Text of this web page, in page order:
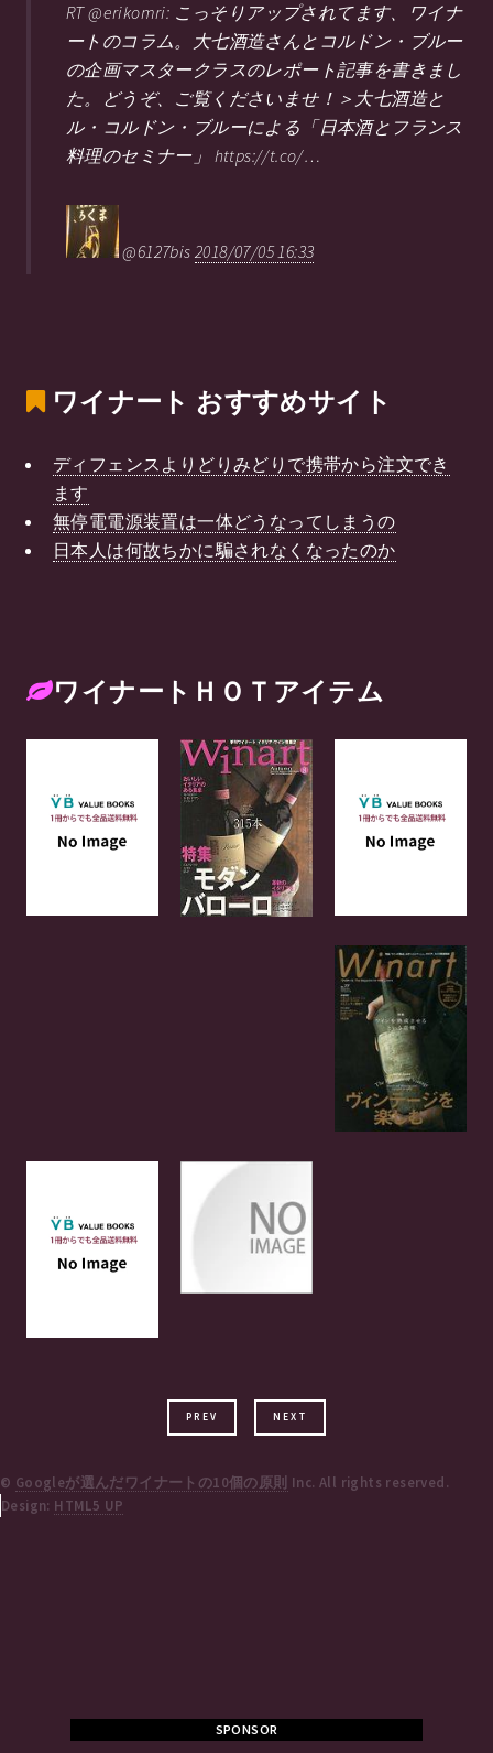
RT @erikomri: こっそりアップされてます、ワイナ
ートのコラム。大七酒造さんとコルドン・ブルー
の企画マスタークラスのレポート記事を書きまし
た。どうぞ、ご覧くださいませ！＞大七酒造と
ル・コルドン・ブルーによる「日本酒とフランス
料理のセミナー」 https://t.co/…
@6127bis2018/07/05 16:33
ワイナート おすすめサイト
ディフェンスよりどりみどりで携帯から注文でき
ます
無停電電源装置は一体どうなってしまうの
日本人は何故ちかに騙されなくなったのか
ワイナートＨＯＴアイテム
PREV NEXT
© Googleが選んだワイナートの10個の原則 Inc. All rights reserved.
Design: HTML5 UP
SPONSOR